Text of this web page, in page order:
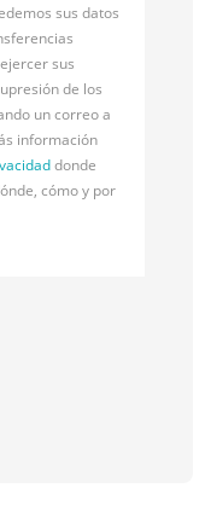
sus datos
sus
de los
un correo a
información
donde
cómo y por